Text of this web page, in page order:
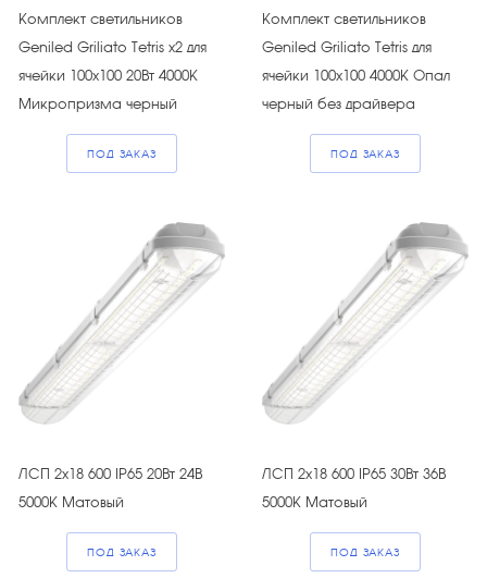
Комплект светильников
Geniled Griliato Tetris х2 для
ячейки 100х100 20Вт 4000К
Микропризма черный
ПОД ЗАКАЗ
Комплект светильников
Geniled Griliato Tetris для
ячейки 100х100 4000К Опал
черный без драйвера
ПОД ЗАКАЗ
ЛСП 2х18 600 IP65 20Вт 24В
5000К Матовый
ПОД ЗАКАЗ
ЛСП 2х18 600 IP65 30Вт 36В
5000К Матовый
ПОД ЗАКАЗ